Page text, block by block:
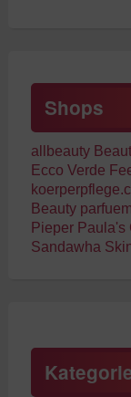
Shops
allbeauty
Ecco Verde
Beauty
Pieper Paula's
Sandawha